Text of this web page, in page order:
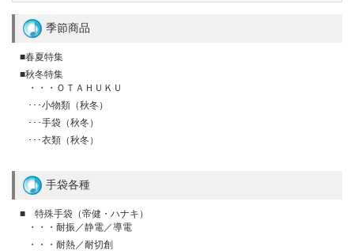
季節商品
■春夏特集
■秋冬特集
・・・ＯＴＡＨＵＫＵ
･･･小物類（秋冬）
･･･手袋（秋冬）
･･･衣類（秋冬）
手袋各種
■ 特殊手袋（帝健・ハナキ）
・・・耐振／静電／導電
・・・耐熱／耐切創